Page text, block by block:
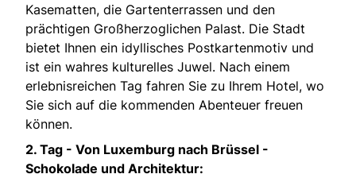
Kasematten, die Gartenterrassen und den
prächtigen Großherzoglichen Palast. Die Stadt
bietet Ihnen ein idyllisches Postkartenmotiv und
ist ein wahres kulturelles Juwel. Nach einem
erlebnisreichen Tag fahren Sie zu Ihrem Hotel, wo
Sie sich auf die kommenden Abenteuer freuen
können.
2. Tag - Von Luxemburg nach Brüssel -
Schokolade und Architektur: